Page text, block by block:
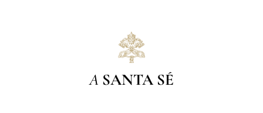
A SANTA SÉ